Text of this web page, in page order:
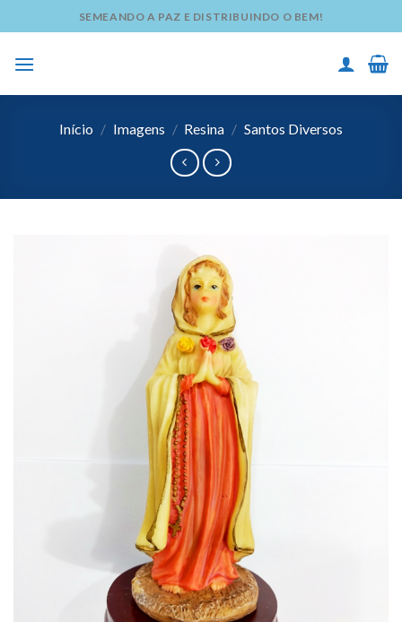
to
content
SEMEANDO A PAZ E DISTRIBUINDO O BEM!
Início / Imagens / Resina / Santos Diversos